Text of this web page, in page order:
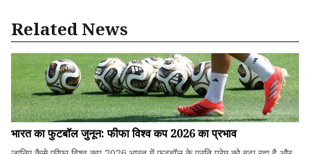
Related News
भारत का फुटबॉल जुनून: फीफा विश्व कप 2026 का प्रभाव